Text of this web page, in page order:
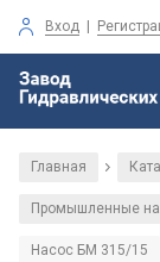
Вход |
Главная /
Промышленные
Насос БМ 315/15